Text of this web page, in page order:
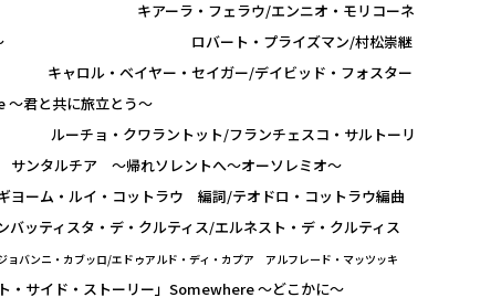
ェラウ/エンニオ・モリコーネ
の光～ ロバート・プライズマン/村松崇継
ャロル・ベイヤー・セイガー/デイビッド・フォスター
君と共に旅立とう～
ントット/フランチェスコ・サルトーリ
ンタルチア ～帰れソレントへ～オーソレミオ～
・ルイ・コットラウ 編詞/テオドロ・コットラウ編曲
ッティスタ・デ・クルティス/エルネスト・デ・クルティス
ョバンニ・カブッロ/エドゥアルド・ディ・カプア アルフレード・マッツッキ
・サイド・ストーリー」Somewhere ～どこかに～